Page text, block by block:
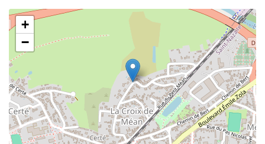
+
−